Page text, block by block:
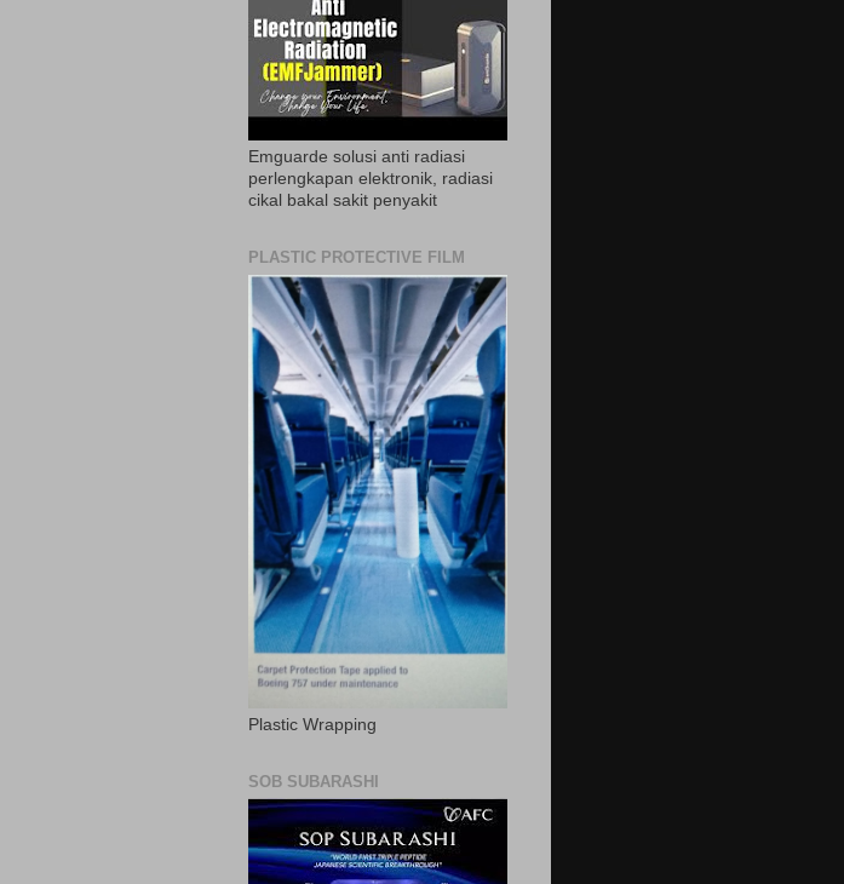
Emguarde solusi anti radiasi
perlengkapan elektronik, radiasi
cikal bakal sakit penyakit
PLASTIC PROTECTIVE FILM
Plastic Wrapping
SOB SUBARASHI